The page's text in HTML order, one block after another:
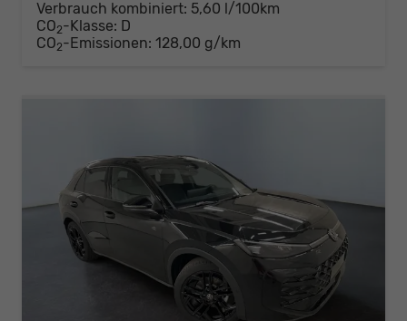
Verbrauch kombiniert: 5,60 l/100km
CO2-Klasse: D
CO2-Emissionen: 128,00 g/km